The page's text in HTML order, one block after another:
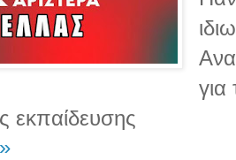
για
εκπαίδευσης